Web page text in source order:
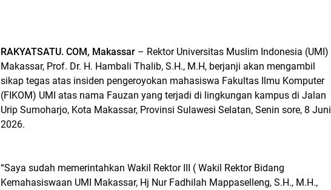
RAKYATSATU. COM, Makassar – Rektor Universitas Muslim Indonesia (UMI)
Makassar, Prof. Dr. H. Hambali Thalib, S.H., M.H, berjanji akan mengambil
sikap tegas atas insiden pengeroyokan mahasiswa Fakultas Ilmu Komputer
(FIKOM) UMI atas nama Fauzan yang terjadi di lingkungan kampus di Jalan
Urip Sumoharjo, Kota Makassar, Provinsi Sulawesi Selatan, Senin sore, 8 Juni
2026.
“Saya sudah memerintahkan Wakil Rektor III ( Wakil Rektor Bidang
Kemahasiswaan UMI Makassar, Hj Nur Fadhilah Mappaselleng, S.H., M.H.,